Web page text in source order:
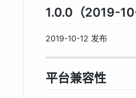
1.0.0（2019-
2019-10-12 发布
平台兼容性